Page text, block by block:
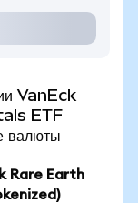
VanEck
ETF
валюты
Rare Earth